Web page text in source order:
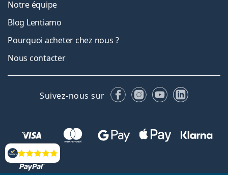
Évaluation
Notre équipe
Blog Lentiamo
Pourquoi acheter chez nous ?
Nous contacter
Suivez-nous sur FacebookInstagram
YouTubeLinkedIn